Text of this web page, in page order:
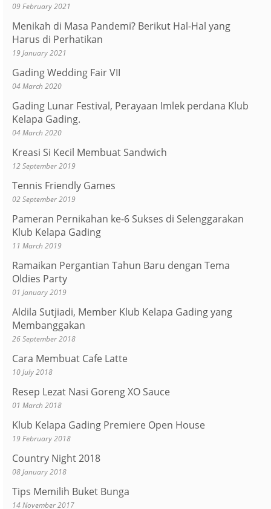
09 February 2021
Menikah di Masa Pandemi? Berikut Hal-Hal yang
Harus di Perhatikan
19 January 2021
Gading Wedding Fair VII
04 March 2020
Gading Lunar Festival, Perayaan Imlek perdana Klub
Kelapa Gading.
04 March 2020
Kreasi Si Kecil Membuat Sandwich
12 September 2019
Tennis Friendly Games
02 September 2019
Pameran Pernikahan ke-6 Sukses di Selenggarakan
Klub Kelapa Gading
11 March 2019
Ramaikan Pergantian Tahun Baru dengan Tema
Oldies Party
01 January 2019
Aldila Sutjiadi, Member Klub Kelapa Gading yang
Membanggakan
26 September 2018
Cara Membuat Cafe Latte
10 July 2018
Resep Lezat Nasi Goreng XO Sauce
01 March 2018
Klub Kelapa Gading Premiere Open House
19 February 2018
Country Night 2018
08 January 2018
Tips Memilih Buket Bunga
14 November 2017